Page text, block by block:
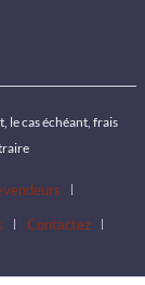
le cas échéant, frais
Contactez